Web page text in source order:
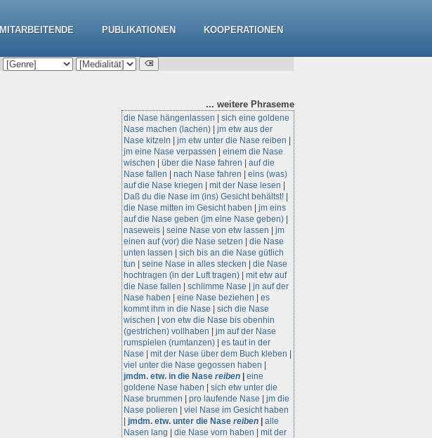
MITARBEITENDE PUBLIKATIONEN KOOPERATIONEN
... weitere Phraseme
die Nase hängenlassen
sich eine goldene
Nase machen (lachen)
jm etw aus der
Nase kitzeln
jm etw unter die Nase reiben
jm eine Nase verpassen
einem die Nase
wischen
über die Nase fahren
auf die
Nase fallen
nach Nase fahren
eins (was)
auf die Nase kriegen
mit der Nase lesen
Daß du die Nase im (ins) Gesicht behältst!
die Nase mitten im Gesicht haben
jm eins
auf die Nase geben (jm eine Nase geben)
naseweis
seine Nase von etw lassen
jm
einen auf (vor) die Nase setzen
die Nase
unten lassen
sich bis an die Nase gütlich
tun
seine Nase in alles stecken
die Nase
hochtragen (in der Luft tragen)
mit etw auf
die Nase fallen
schlimme Nase
jn auf der
Nase haben
eine Nase beziehen
es
kommt ihm in die Nase
sich die Nase
wischen
von etw die Nase bis obenhin
(gestrichen) vollhaben
jm auf der Nase
rumspielen (rumtanzen)
es taut in der
Nase
mit der Nase über dem Buch kleben
viel unter die Nase gegossen haben
jmdm. etw. in die Nase reiben
eine
goldene Nase haben
sich etw unter die
Nase brummen
pro laufende Nase
jm die
Nase polieren
viel Nase im Gesicht haben
jmdm. etw. unter die Nase reiben
alle
Nasen lang
die Nase vorn haben
mit der